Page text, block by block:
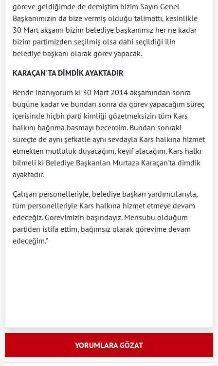
göreve geldiğimde de demiştim bizim Sayın Genel
Başkanımızın da bize vermiş olduğu talimattı, kesinlikle
30 Mart akşamı bizim belediye başkanımız her ne kadar
bizim partimizden seçilmiş olsa dahi seçildiği ilin
belediye başkanı olarak görev yapacak.
KARAÇAN'TA DİMDİK AYAKTADIR
Bende inanıyorum ki 30 Mart 2014 akşamından sonra
bugüne kadar ve bundan sonra da görev yapacağım süreç
içerisinde hiçbir parti kimliği gözetmeksizin tüm Kars
halkını bağrıma basmayı becerdim. Bundan sonraki
süreçte de aynı şefkatle aynı sevdayla Kars halkına hizmet
etmekten mutluluk duyacağım, keyif alacağım. Kars halkı
bilmeli ki Belediye Başkanları Murtaza Karaçan'ta dimdik
ayaktadır.
Çalışan personelleriyle, belediye başkan yardımcılarıyla,
tüm personelleriyle Kars halkına hizmet etmeye devam
edeceğiz. Görevimizin başındayız. Mensubu olduğum
partiden istifa ettim, bağımsız olarak görevime devam
edeceğim."
YORUMLARA GÖZAT